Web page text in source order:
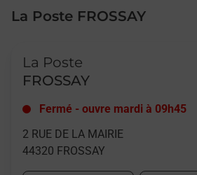
La Poste FROSSAY
La Poste
FROSSAY
Fermé - ouvre mardi à 09h45
2 RUE DE LA MAIRIE
44320 FROSSAY